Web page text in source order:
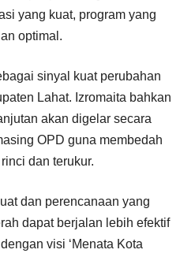
yang kuat, program yang
optimal.
sinyal kuat perubahan
Lahat. Izromaita bahkan
akan digelar secara
OPD guna membedah
dan terukur.
dan perencanaan yang
dapat berjalan lebih efektif
visi ‘Menata Kota